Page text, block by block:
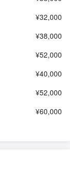
¥32,000
¥38,000
¥52,000
¥40,000
¥52,000
¥60,000